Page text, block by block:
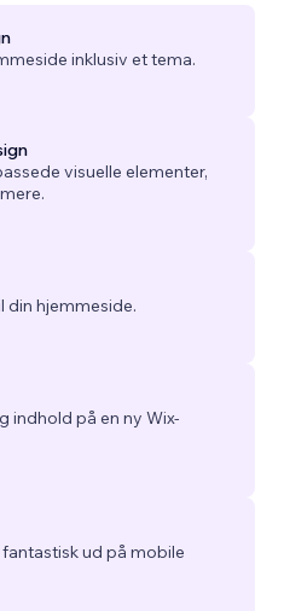
inklusiv et tema.
visuelle elementer,
din hjemmeside.
indhold på en ny Wix-
ud på mobile